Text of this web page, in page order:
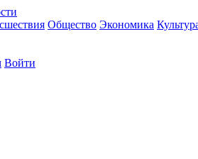
Общество Экономика
Войти